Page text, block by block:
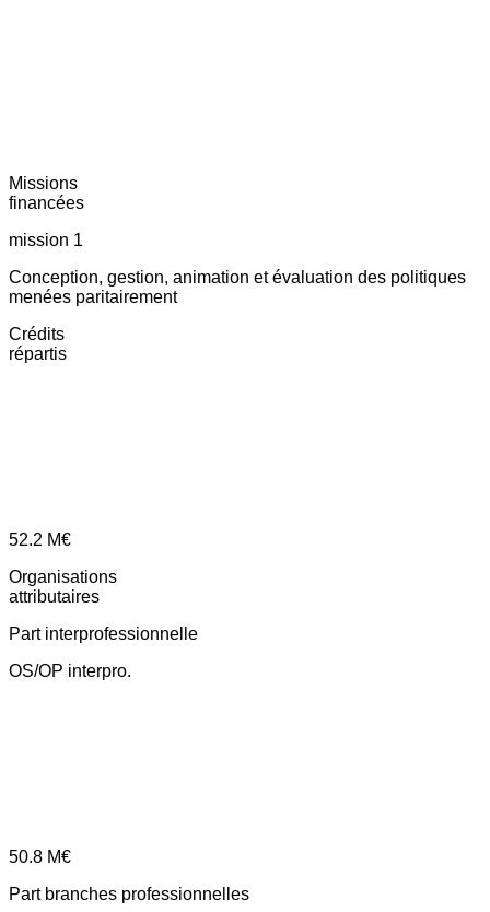
Missions
financées
mission 1
Conception, gestion, animation et évaluation des politiques
menées paritairement
Crédits
répartis
52.2 M€
Organisations
attributaires
Part interprofessionnelle
OS/OP interpro.
50.8 M€
Part branches professionnelles